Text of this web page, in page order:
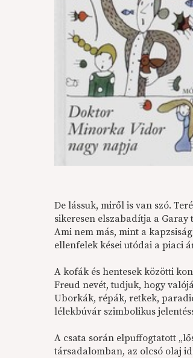
De lássuk, miről is van szó.
sikeresen elszabadítja a Garay
Ami nem más, mint a
ellenfelek kései utódai a piaci
A kofák és hentesek közötti
Freud nevét, tudjuk, hogy
Uborkák, répák, retkek,
lélekbúvár szimbolikus
A csata során elpuffogtatott
társadalomban, az olcsó olaj